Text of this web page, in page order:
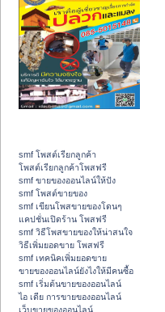
smf โพสต์เรียกลูกค้า
โพสต์เรียกลูกค้าโพสฟรี
smf ขายของออนไลน์ให้ปัง
smf โพสต์ขายของ
smf เขียนโพสขายของโดนๆ
แคปชั่นเปิดร้าน โพสฟรี
smf วิธีโพสขายของให้น่าสนใจ
วิธีเพิ่มยอดขาย โพสฟรี
smf เทคนิคเพิ่มยอดขาย
ขายของออนไลน์ยังไงให้มีคนซื้อ
smf เริ่มต้นขายของออนไลน์
ไอ เดีย การขายของออนไลน์
เว็บขายของออนไลน์